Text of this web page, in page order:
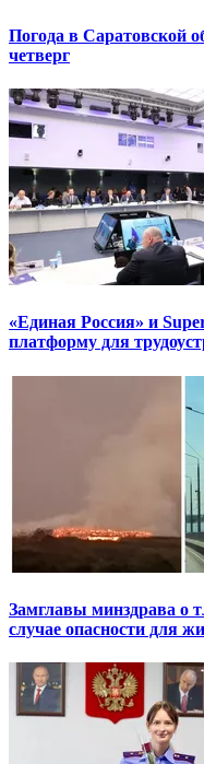
Погода в Саратовской
четверг
«Единая Россия» и
платформу для
Замглавы минздрава о
случае опасности для